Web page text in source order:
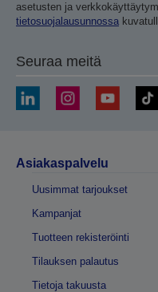
asetusten ja
tietosuojalausunnossa
Seuraa meitä
Asiakaspalvelu
Uusimmat tarjoukset
Kampanjat
Tuotteen rekisteröinti
Tilauksen palautus
Tietoja takuusta